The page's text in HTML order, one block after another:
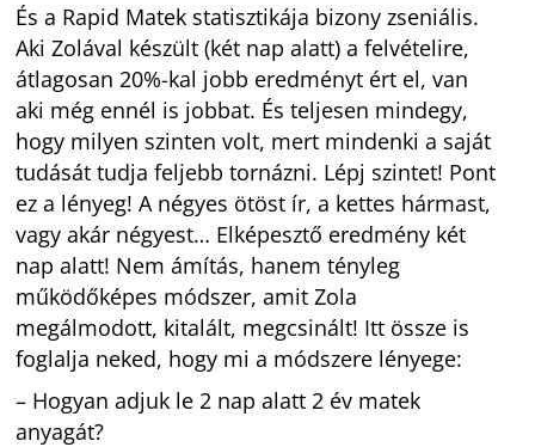
És a Rapid Matek statisztikája bizony zseniális.
Aki Zolával készült (két nap alatt) a felvételire,
átlagosan 20%-kal jobb eredményt ért el, van
aki még ennél is jobbat. És teljesen mindegy,
hogy milyen szinten volt, mert mindenki a saját
tudását tudja feljebb tornázni. Lépj szintet! Pont
ez a lényeg! A négyes ötöst ír, a kettes hármast,
vagy akár négyest… Elképesztő eredmény két
nap alatt! Nem ámítás, hanem tényleg
működőképes módszer, amit Zola
megálmodott, kitalált, megcsinált! Itt össze is
foglalja neked, hogy mi a módszere lényege:
– Hogyan adjuk le 2 nap alatt 2 év matek
anyagát?